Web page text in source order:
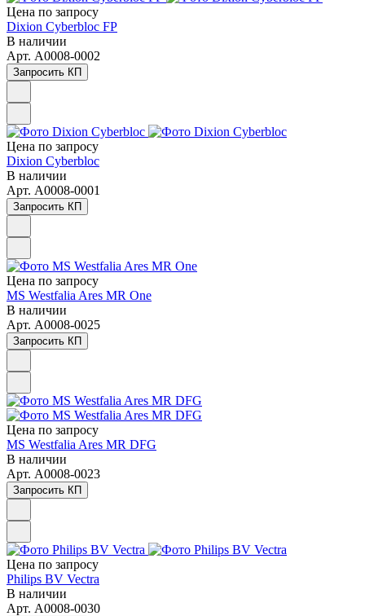
Цена по запросу
Dixion Cyberbloc FP
В наличии
Арт. A0008-0002
Запросить КП
Цена по запросу
Dixion Cyberbloc
В наличии
Арт. A0008-0001
Запросить КП
Цена по запросу
MS Westfalia Ares MR One
В наличии
Арт. A0008-0025
Запросить КП
Цена по запросу
MS Westfalia Ares MR DFG
В наличии
Арт. A0008-0023
Запросить КП
Цена по запросу
Philips BV Vectra
В наличии
Арт. A0008-0030